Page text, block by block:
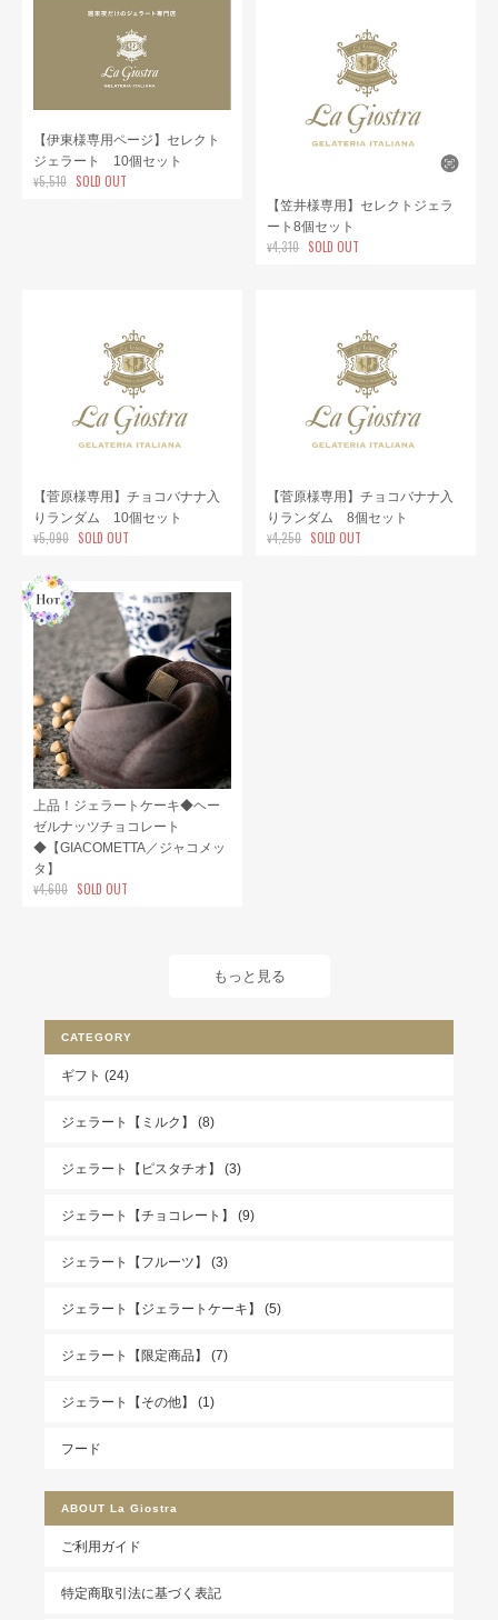
【伊東様専用ページ】セレクト
ジェラート 10個セット
¥5,510 SOLD OUT
【笠井様専用】セレクトジェラ
ート8個セット
¥4,310 SOLD OUT
【菅原様専用】チョコバナナ入
りランダム 10個セット
¥5,090 SOLD OUT
【菅原様専用】チョコバナナ入
りランダム 8個セット
¥4,250 SOLD OUT
上品！ジェラートケーキ◆ヘー
ゼルナッツチョコレート
◆【GIACOMETTA／ジャコメッ
タ】
¥4,600 SOLD OUT
もっと見る
CATEGORY
ギフト (24)
ジェラート【ミルク】 (8)
ジェラート【ピスタチオ】 (3)
ジェラート【チョコレート】 (9)
ジェラート【フルーツ】 (3)
ジェラート【ジェラートケーキ】 (5)
ジェラート【限定商品】 (7)
ジェラート【その他】 (1)
フード
ABOUT La Giostra
ご利用ガイド
特定商取引法に基づく表記